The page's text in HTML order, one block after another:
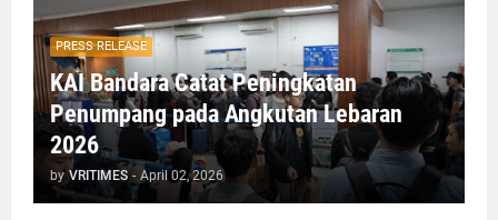
PRESS RELEASE
KAI Bandara Catat Peningkatan
Penumpang pada Angkutan Lebaran
2026
by VRITIMES - April 02, 2026